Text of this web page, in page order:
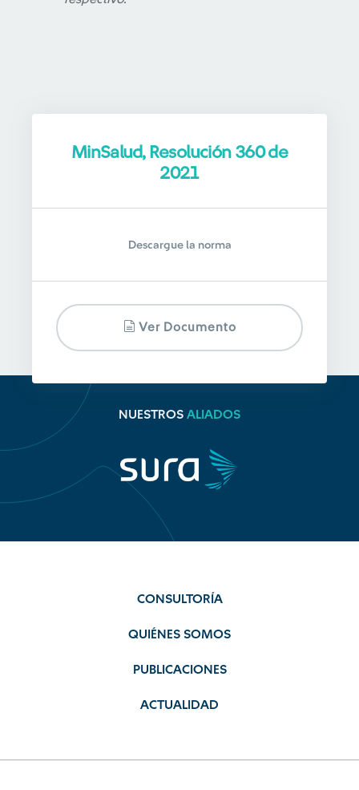
MinSalud, Resolución 360 de
2021
Descargue la norma
Ver Documento
NUESTROS ALIADOS
CONSULTORÍA
QUIÉNES SOMOS
PUBLICACIONES
ACTUALIDAD